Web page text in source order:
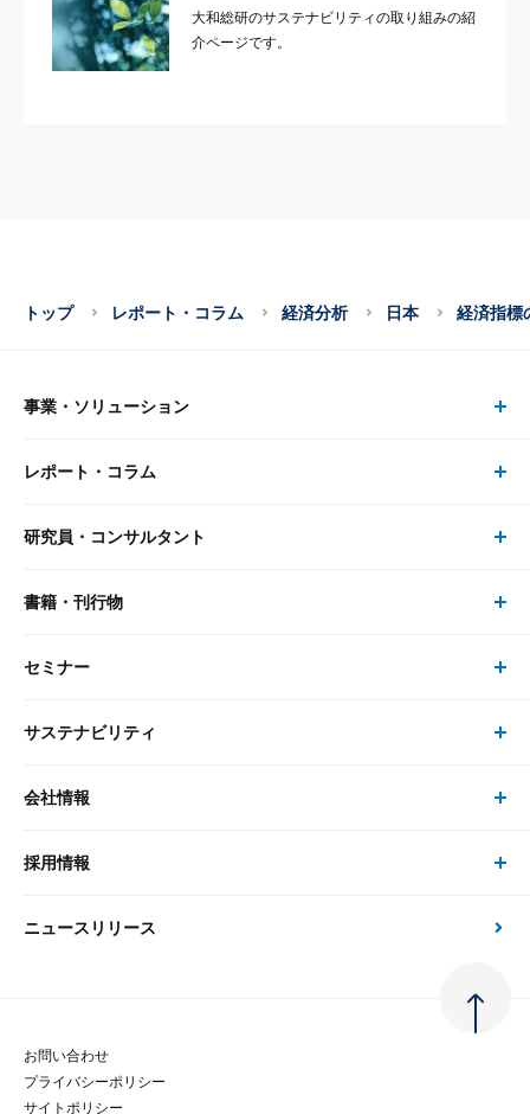
大和総研のサステナビリティの取り組みの紹
介ページです。
トップ レポート・コラム 経済分析 日本 経済指標
事業・ソリューション
事業・ソリューション トップ
リサーチ
大和総研の強み
先端テクノロジーに基づく新たな価値の創出
レポート・コラム
レポート・コラム トップ
最新のレポート・コラム
政策分析
金融経済教育等
研究員・コンサルタント
研究員・コンサルタント トップ
研究員
書籍・刊行物
書籍・刊行物 トップ
書籍
セミナー
セミナー トップ
現在受付中のセミナー・イベント
サステナビリティ
サステナビリティの取り組み
次世代社会への貢献
マルチステークホルダー方針
会社情報
会社情報 トップ
会社概要・役員一覧
大和総研の歩み
採用情報
採用情報 トップ
経験者採用
ニュースリリース
お問い合わせ
プライバシーポリシー
サイトポリシー